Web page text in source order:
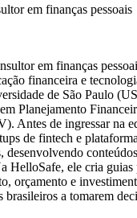
em finanças pessoais
em finanças
financeira e
de São Paulo
Planejamento
Antes de ingressar na
de fintech e
desenvolvendo
HelloSafe, ele cria guias
orçamento e
brasileiros a tomarem